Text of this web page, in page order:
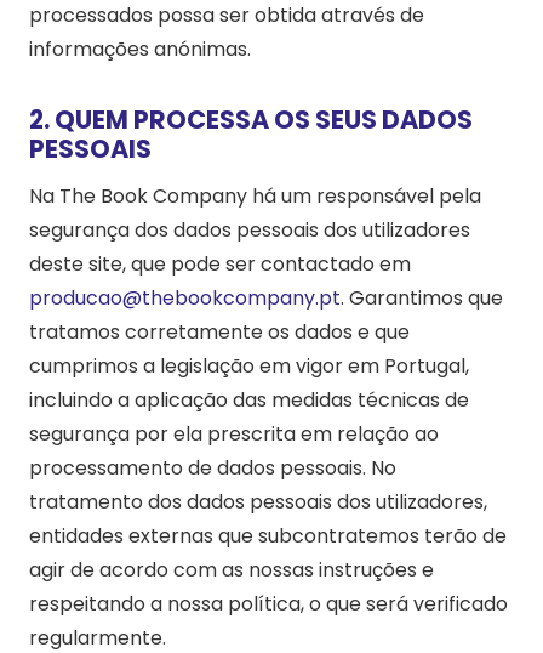
processados possa ser obtida através de
informações anónimas.
2. QUEM PROCESSA OS SEUS DADOS
PESSOAIS
Na The Book Company há um responsável pela
segurança dos dados pessoais dos utilizadores
deste site, que pode ser contactado em
producao@thebookcompany.pt. Garantimos que
tratamos corretamente os dados e que
cumprimos a legislação em vigor em Portugal,
incluindo a aplicação das medidas técnicas de
segurança por ela prescrita em relação ao
processamento de dados pessoais. No
tratamento dos dados pessoais dos utilizadores,
entidades externas que subcontratemos terão de
agir de acordo com as nossas instruções e
respeitando a nossa política, o que será verificado
regularmente.